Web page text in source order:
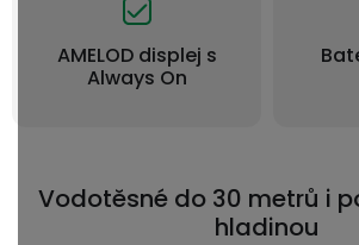
AMELOD displej s
Always On
Vodotěsné do 30 metrů i
hladinou